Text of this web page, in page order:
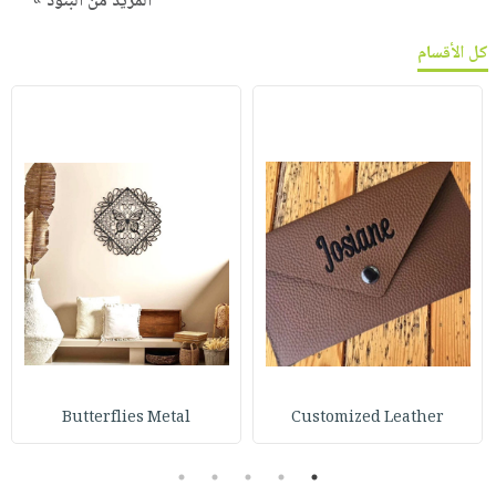
كل الأقسام
Customized Leather
Butterflies Metal
1
2
3
4
5